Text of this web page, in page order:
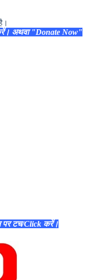
अथवा "Donate Now"
पर टच/Click करें।